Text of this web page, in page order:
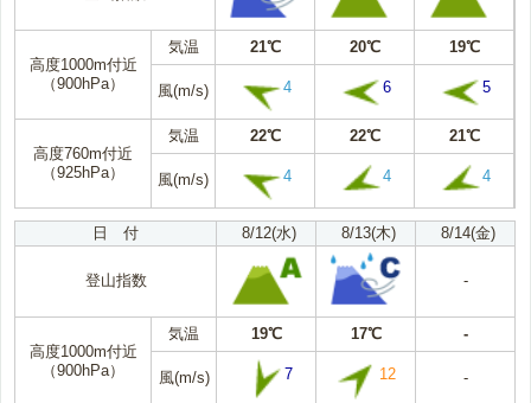
高度1000m付近
（900hPa）
気温 21℃ 20℃ 19℃
風(m/s) 4 6 5
高度760m付近
（925hPa）
気温 22℃ 22℃ 21℃
風(m/s) 4 4 4
日 付 8/12(水) 8/13(木) 8/14(金)
登山指数 -
高度1000m付近
（900hPa）
気温 19℃ 17℃ -
風(m/s) 7 12 -